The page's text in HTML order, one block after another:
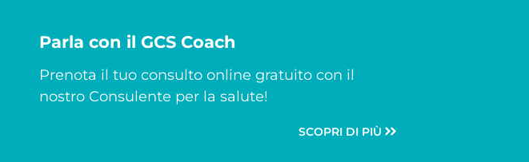
Parla con il GCS Coach
Prenota il tuo consulto online gratuito con il
nostro Consulente per la salute!
SCOPRI DI PIÙ